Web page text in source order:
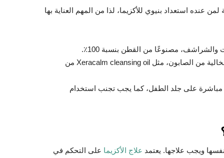
استعداد بنيوي للأكزيما، لذا من المهم العناية بها
مصنوعًا من القطن بنسبة 100٪.
من الصابون، مثل Xeracalm cleansing oil من
على جلد الطفل، كما يجب تجنب استخدام
ويجب علاجها. يعتمد علاج الأكزيما على التحكم في